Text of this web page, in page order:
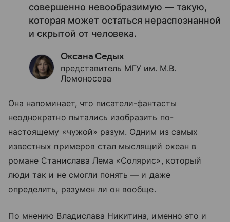
совершенно невообразимую — такую,
которая может остаться нераспознанной
и скрытой от человека.
Оксана Седых
представитель МГУ им. М.В.
Ломоносова
Она напоминает, что писатели-фантасты
неоднократно пытались изобразить по-
настоящему «чужой» разум. Одним из самых
известных примеров стал мыслящий океан в
романе Станислава Лема «Солярис», который
люди так и не смогли понять — и даже
определить, разумен ли он вообще.
По мнению Владислава Никитина, именно это и